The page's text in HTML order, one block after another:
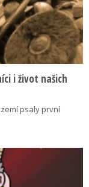
i život našich
psaly první